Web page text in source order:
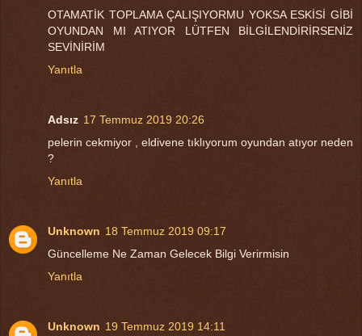
OTAMATİK TOPLAMA ÇALIŞIYORMU YOKSA ESKİSİ GİBİ
OYUNDAN MI ATIYOR LÜTFEN BİLGİLENDİRİRSENİZ
SEVİNİRİM
Yanıtla
Adsız 17 Temmuz 2019 20:26
pelerin cekmiyor , eldivene tıklıyorum oyundan atıyor neden
?
Yanıtla
Unknown 18 Temmuz 2019 09:17
Güncelleme Ne Zaman Gelecek Bilgi Verirmisin
Yanıtla
Unknown 19 Temmuz 2019 14:11